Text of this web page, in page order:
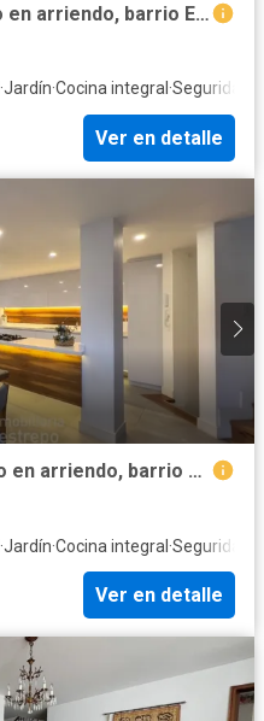
Casa amoblada en conjunto en arriendo, barrio El Trébol, Manizales
·Jardín·Cocina integral ·Seguridad
Ver en detalle
Casa esquinera en conjunto en arriendo, barrio El Trébol, Manizales
·Jardín·Cocina integral ·Seguridad
Ver en detalle